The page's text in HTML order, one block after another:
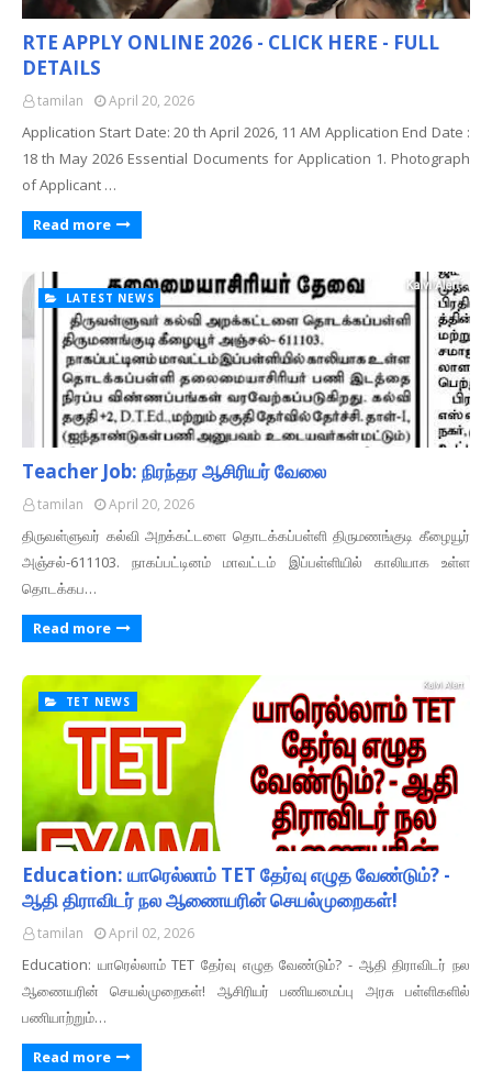
RTE APPLY ONLINE 2026 - CLICK HERE - FULL
DETAILS
tamilan April 20, 2026
Application Start Date: 20 th April 2026, 11 AM Application End Date :
18 th May 2026 Essential Documents for Application 1. Photograph
of Applicant …
Read more
LATEST NEWS
Teacher Job: நிரந்தர ஆசிரியர் வேலை
tamilan April 20, 2026
திருவள்ளுவர் கல்வி அறக்கட்டளை தொடக்கப்பள்ளி திருமணங்குடி கீழையூர்
அஞ்சல்-611103. நாகப்பட்டினம் மாவட்டம் இப்பள்ளியில் காலியாக உள்ள
தொடக்கப…
Read more
TET NEWS
Education: யாரெல்லாம் TET தேர்வு எழுத வேண்டும்? -
ஆதி திராவிடர் நல ஆணையரின் செயல்முறைகள்!
tamilan April 02, 2026
Education: யாரெல்லாம் TET தேர்வு எழுத வேண்டும்? - ஆதி திராவிடர் நல
ஆணையரின் செயல்முறைகள்! ஆசிரியர் பணியமைப்பு அரசு பள்ளிகளில்
பணியாற்றும்…
Read more